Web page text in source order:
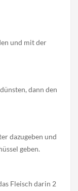
und mit der
dann den
dazugeben und
geben.
Fleisch darin 2